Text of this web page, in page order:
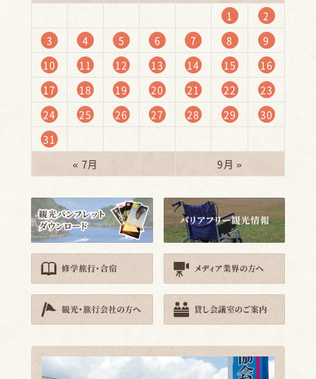
1
2
3
4 5 6 7 8
9
10
11 12 13 14 15
16
17
18 19 20 21 22
23
24
25 26 27 28 29
30
31
« 7月
9月 »